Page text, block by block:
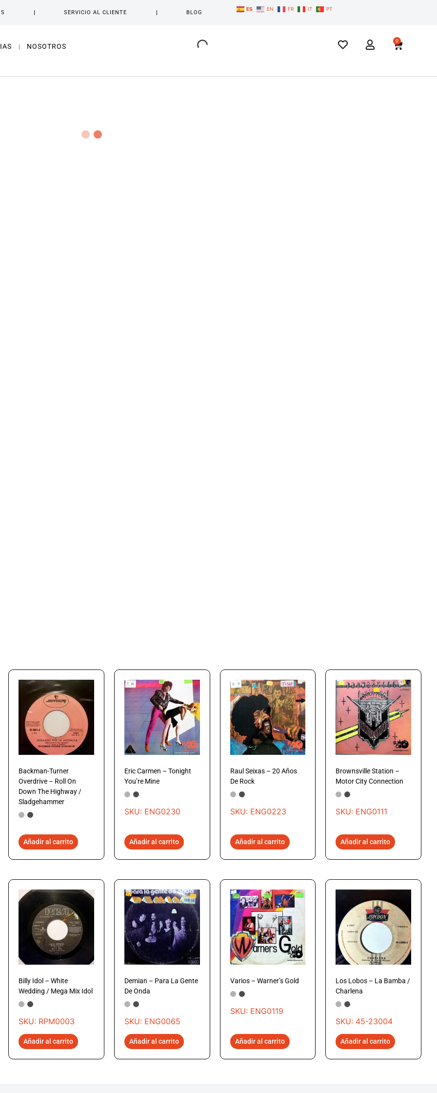
SERVICIO AL CLIENTE BLOG
ES EN FR IT PT
NOSOTROS
0
Backman-Turner
Overdrive – Roll On
Down The Highway /
Sladgehammer
Añadir al carrito
Eric Carmen – Tonight
You’re Mine
SKU: ENG0230
Añadir al carrito
Raul Seixas – 20 Años
De Rock
SKU: ENG0223
Añadir al carrito
Brownsville Station –
Motor City Connection
SKU: ENG0111
Añadir al carrito
Billy Idol – White
Wedding / Mega Mix Idol
SKU: RPM0003
Añadir al carrito
Demian – Para La Gente
De Onda
SKU: ENG0065
Añadir al carrito
Varios – Warner’s Gold
SKU: ENG0119
Añadir al carrito
Los Lobos – La Bamba /
Charlena
SKU: 45-23004
Añadir al carrito